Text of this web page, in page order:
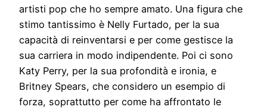
artisti pop che ho sempre amato. Una figura che
stimo tantissimo è Nelly Furtado, per la sua
capacità di reinventarsi e per come gestisce la
sua carriera in modo indipendente. Poi ci sono
Katy Perry, per la sua profondità e ironia, e
Britney Spears, che considero un esempio di
forza, soprattutto per come ha affrontato le